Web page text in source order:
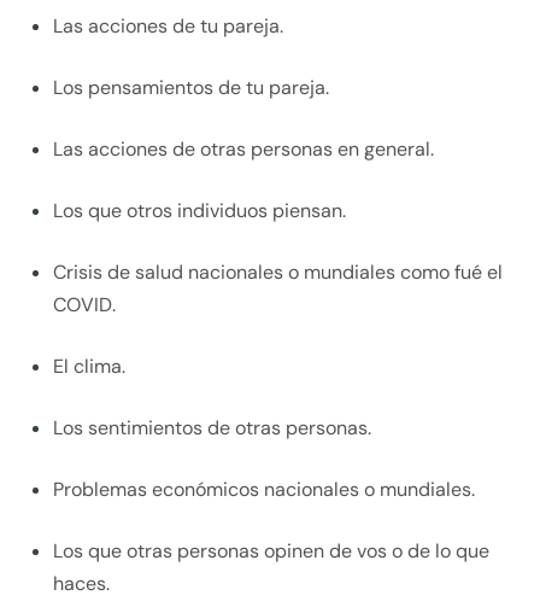
Las acciones de tu pareja.
Los pensamientos de tu pareja.
Las acciones de otras personas en general.
Los que otros individuos piensan.
Crisis de salud nacionales o mundiales como fué el
COVID.
El clima.
Los sentimientos de otras personas.
Problemas económicos nacionales o mundiales.
Los que otras personas opinen de vos o de lo que
haces.